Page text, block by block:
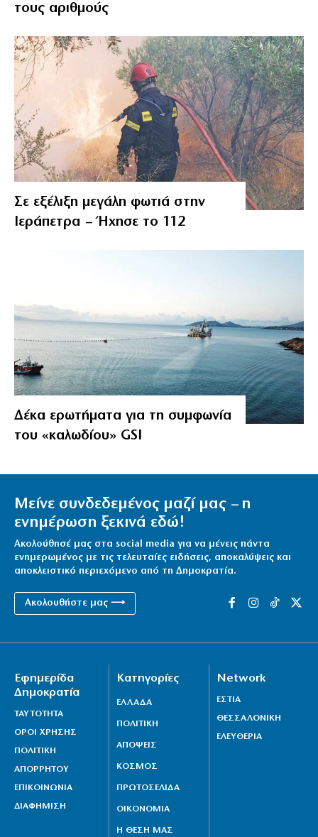
τους αριθμούς
Σε εξέλιξη μεγάλη φωτιά στην
Ιεράπετρα – Ήχησε το 112
Δέκα ερωτήματα για τη συμφωνία
του «καλωδίου» GSI
Μείνε συνδεδεμένος μαζί μας – η
ενημέρωση ξεκινά εδώ!
Ακολούθησέ μας στα social media για να μένεις πάντα
ενημερωμένος με τις τελευταίες ειδήσεις, αποκαλύψεις και
αποκλειστικό περιεχόμενο από τη Δημοκρατία.
Ακολουθήστε μας ⟶
Εφημερίδα
Δημοκρατία
ΤΑΥΤΟΤΗΤΑ
ΟΡΟΙ ΧΡΗΣΗΣ
ΠΟΛΙΤΙΚΗ
ΑΠΟΡΡΗΤΟΥ
ΕΠΙΚΟΙΝΩΝΙΑ
ΔΙΑΦΗΜΙΣΗ
Κατηγορίες
ΕΛΛΑΔΑ
ΠΟΛΙΤΙΚΗ
ΑΠΟΨΕΙΣ
ΚΟΣΜΟΣ
ΠΡΩΤΟΣΕΛΙΔΑ
ΟΙΚΟΝΟΜΙΑ
Η ΘΕΣΗ ΜΑΣ
Network
ΕΣΤΙΑ
ΘΕΣΣΑΛΟΝΙΚΗ
ΕΛΕΥΘΕΡΙΑ